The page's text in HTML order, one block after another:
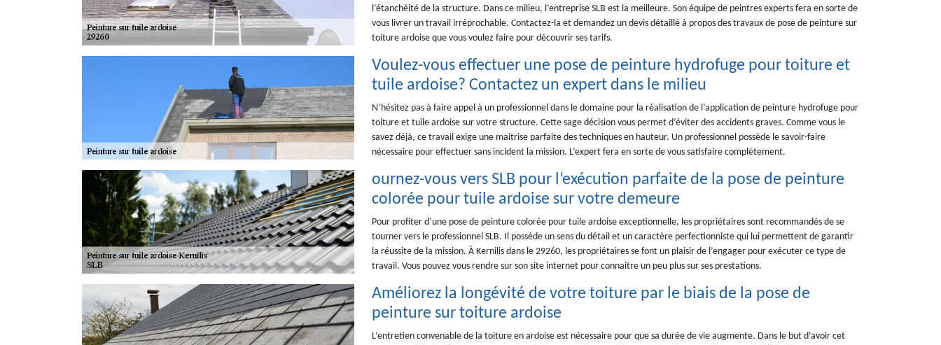
l’étanchéité de la structure. Dans ce milieu, l’entreprise SLB est la meilleure. Son équipe de peintres experts fera en sorte de
vous livrer un travail irréprochable. Contactez-la et demandez un devis détaillé à propos des travaux de pose de peinture sur
toiture ardoise que vous voulez faire pour découvrir ses tarifs.
Voulez-vous effectuer une pose de peinture hydrofuge pour toiture et
tuile ardoise? Contactez un expert dans le milieu
N’hésitez pas à faire appel à un professionnel dans le domaine pour la réalisation de l’application de peinture hydrofuge pour
toiture et tuile ardoise sur votre structure. Cette sage décision vous permet d’éviter des accidents graves. Comme vous le
savez déjà, ce travail exige une maitrise parfaite des techniques en hauteur. Un professionnel possède le savoir-faire
nécessaire pour effectuer sans incident la mission. L’expert fera en sorte de vous satisfaire complètement.
ournez-vous vers SLB pour l’exécution parfaite de la pose de peinture
colorée pour tuile ardoise sur votre demeure
Pour profiter d’une pose de peinture colorée pour tuile ardoise exceptionnelle, les propriétaires sont recommandés de se
tourner vers le professionnel SLB. Il possède un sens du détail et un caractère perfectionniste qui lui permettent de garantir
la réussite de la mission. À Kernilis dans le 29260, les propriétaires se font un plaisir de l’engager pour exécuter ce type de
travail. Vous pouvez vous rendre sur son site internet pour connaitre un peu plus sur ses prestations.
Améliorez la longévité de votre toiture par le biais de la pose de
peinture sur toiture ardoise
L’entretien convenable de la toiture en ardoise est nécessaire pour que sa durée de vie augmente. Dans le but d’avoir cet